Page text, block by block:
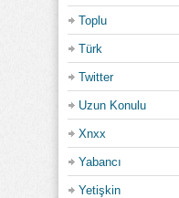
Toplu
Türk
Twitter
Uzun Konulu
Xnxx
Yabancı
Yetişkin